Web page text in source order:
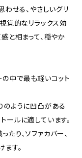
わせる、やさしいグリ
覚的なリラックス効
と相まって、穏やか
の中で最も軽いコット
のように凹凸がある
ールに適しています。
り、ソファカバー、
す。